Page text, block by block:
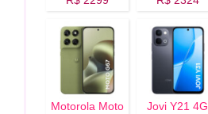
Motorola Moto
Jovi Y21 4G